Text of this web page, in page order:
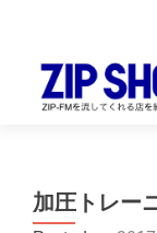
加圧トレー